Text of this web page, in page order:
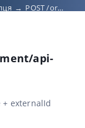
→ POST /org2/invoiceForCustomerPayment/api-readByExternalId
api-
+ externalId